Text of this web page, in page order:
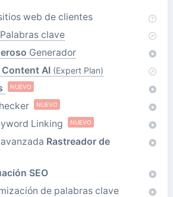
web de clientes
Palabras clave
Generador
Content AI (Expert Plan)
NUEVO
NUEVO
Linking NUEVO
Rastreador de
SEO
de palabras clave